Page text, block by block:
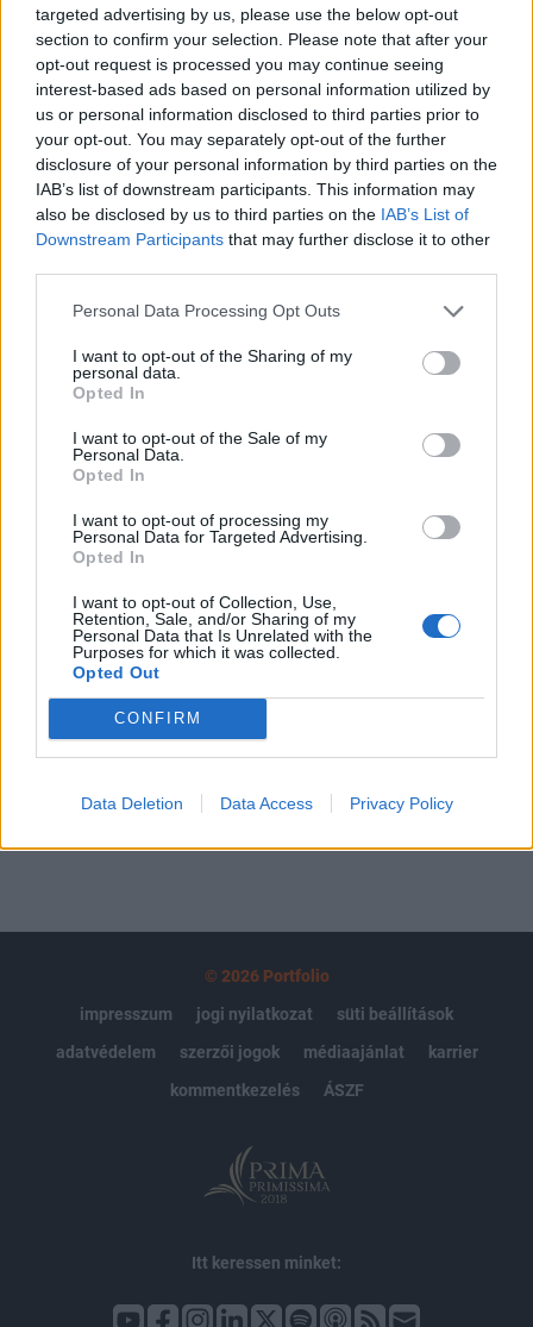
targeted advertising by us, please use the below opt-out
section to confirm your selection. Please note that after your
opt-out request is processed you may continue seeing
interest-based ads based on personal information utilized by
us or personal information disclosed to third parties prior to
your opt-out. You may separately opt-out of the further
disclosure of your personal information by third parties on the
IAB’s list of downstream participants. This information may
also be disclosed by us to third parties on the IAB’s List of
Downstream Participants that may further disclose it to other
Personal Data Processing Opt Outs
I want to opt-out of the Sharing of my
personal data.
Opted In
I want to opt-out of the Sale of my
Personal Data.
Opted In
I want to opt-out of processing my
Personal Data for Targeted Advertising.
Opted In
I want to opt-out of Collection, Use,
Retention, Sale, and/or Sharing of my
Personal Data that Is Unrelated with the
Purposes for which it was collected.
Opted Out
CONFIRM
Data Deletion Data Access Privacy Policy
CEEMEA, ázsiai és latin-amerikai régiókat
egyaránt súlyosan érintette, mindhárom régió
részvényalapjai év eleje óta összességében nettó
tőkekivonást kellett, hogy elkönyveljenek.
A befektetői hangulat a múlt héten sem kedvezett a
feltörekvő piacoknak, a görög politikai válság, és a hellén
ország eurózónából való kilépésének növekvő esélye miatt
továbbra is kockázatkerülő üzemmódban kereskedtek a
befektetők, aminek eredményeként folytatódott a heves
áresés a tőke- és árupiacokon. Az elmúlt 2 hét 5-5
KEDVES OLVASÓNK!
A keresett cikk a portfolio.hu hírarchívumához
tartozik, melynek olvasása előfizetéses
regisztrációhoz kötött.
Az előfizetés a következőket tartalmazza:
Kötéslisták: BÉT elmúlt 2 év napon belüli
kötéslistái
Előfizetés
MÁR ELŐFIZETŐNK VAGY? BEJELENTKEZÉS
© 2026 Portfolio
impresszum
jogi nyilatkozat
süti beállítások
adatvédelem
szerzői jogok médiaajánlat
karrier
kommentkezelés
ÁSZF
Itt keressen minket: